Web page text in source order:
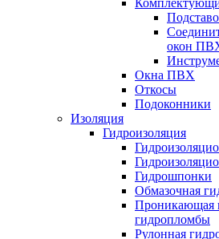
окон
Окна ПВХ
Откосы
Подоконники
Изоляция
Гидроизоляция
Гидрошпонки
Обмазочная
Проникающая
гидропломбы
Рулонная